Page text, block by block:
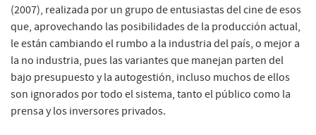
(2007), realizada por un grupo de entusiastas del cine de esos
que, aprovechando las posibilidades de la producción actual,
le están cambiando el rumbo a la industria del país, o mejor a
la no industria, pues las variantes que manejan parten del
bajo presupuesto y la autogestión, incluso muchos de ellos
son ignorados por todo el sistema, tanto el público como la
prensa y los inversores privados.